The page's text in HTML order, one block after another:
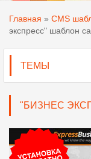
Главная » CMS
экспресс" шаблон
ТЕМЫ
"БИЗНЕС